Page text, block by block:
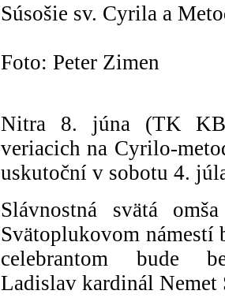
Súsošie sv. Cyrila a
Foto: Peter Zimen
Nitra 8. júna (TK
veriacich na Cyrilo-
uskutoční v sobotu 4.
Slávnostná svätá
Svätoplukovom námestí
celebrantom bude
Ladislav kardinál Nemet